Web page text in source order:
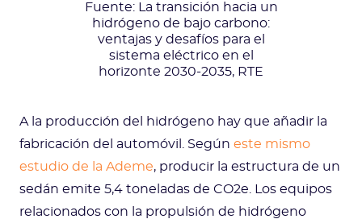
Fuente: La transición hacia un
hidrógeno de bajo carbono:
ventajas y desafíos para el
sistema eléctrico en el
horizonte 2030-2035, RTE
A la producción del hidrógeno hay que añadir la
fabricación del automóvil. Según este mismo
estudio de la Ademe, producir la estructura de un
sedán emite 5,4 toneladas de CO2e. Los equipos
relacionados con la propulsión de hidrógeno